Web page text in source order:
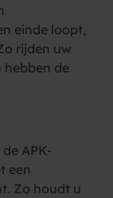
einde loopt,
rijden uw
hebben de
APK-
een
Zo houdt u